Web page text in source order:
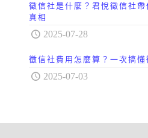
徵信社是什麼？君悅徵信社
真相
2025-07-28
徵信社費用怎麼算？一次搞
2025-07-03